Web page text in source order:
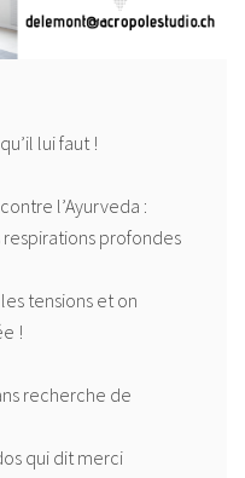
lui faut !
l’Ayurveda :
profondes
tensions et on
!
recherche de
qui dit merci